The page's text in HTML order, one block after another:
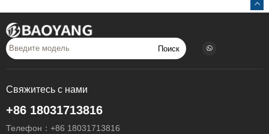
Поиск
Свяжитесь с нами
+86 18031713816
Телефон： +86 18031713816